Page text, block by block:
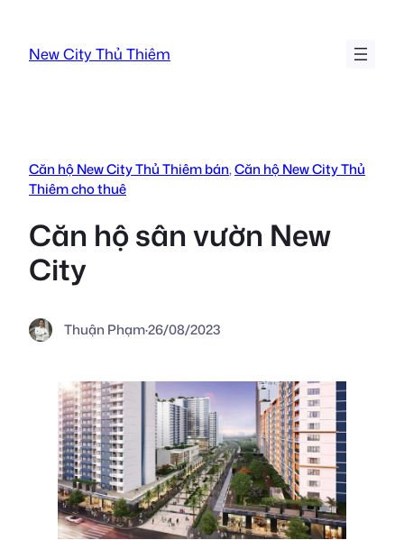
phầnNew City Thủ Thiêm
Căn hộ New City Thủ Thiêm bán, Căn hộ New City Thủ
Thiêm cho thuê
Căn hộ sân vườn New
City
Thuận Phạm·26/08/2023